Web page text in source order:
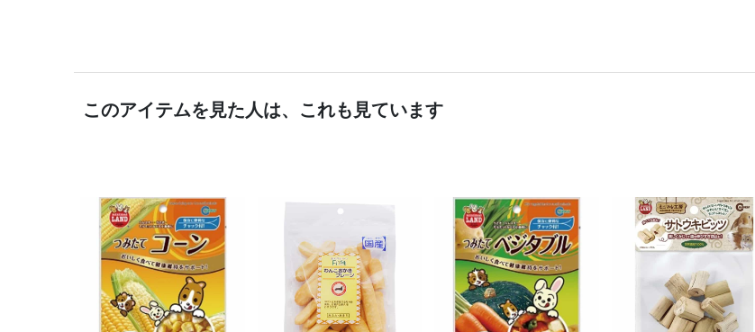
このアイテムを見た人は、これも見ています